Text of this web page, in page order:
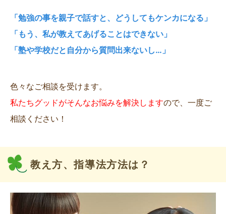
「勉強の事を親子で話すと、どうしてもケンカになる」
「もう、私が教えてあげることはできない」
「塾や学校だと自分から質問出来ないし…」
色々なご相談を受けます。
私たちグッドがそんなお悩みを解決しますので、一度ご
相談ください！
教え方、指導法方法は？